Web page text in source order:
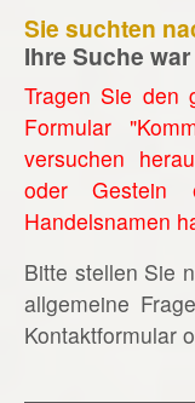
Sie suchten
Ihre Suche
Tragen Sie den
Formular
versuchen
oder Gestein
Handelsnamen
Bitte stellen Sie
allgemeine
Kontaktformular